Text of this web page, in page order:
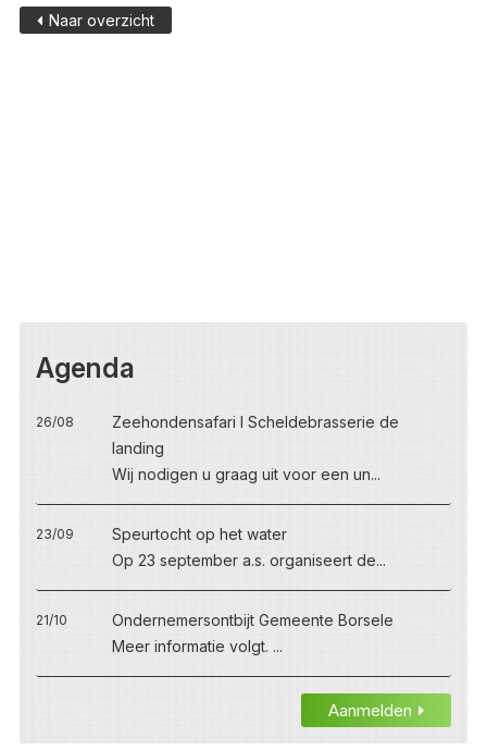
Naar overzicht
Agenda
26/08
Zeehondensafari I Scheldebrasserie de
landing
Wij nodigen u graag uit voor een un...
23/09
Speurtocht op het water
Op 23 september a.s. organiseert de...
21/10
Ondernemersontbijt Gemeente Borsele
Meer informatie volgt. ...
Aanmelden